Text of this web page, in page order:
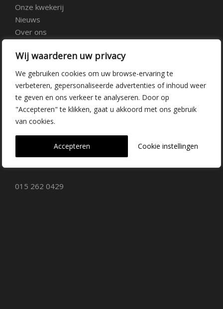
Wij waarderen uw privacy
We gebruiken cookies om uw browse-ervaring te
verbeteren, gepersonaliseerde advertenties of inhoud weer
te geven en ons verkeer te analyseren. Door op
"Accepteren" te klikken, gaat u akkoord met ons gebruik
van cookies.
Cookie instellingen
Accepteren
Onze kwekerij
Nieuws
Over ons
Vacatures
Contact
Kwekerij Delfgauw
Vrederustlaan 10
2645 AW Delfgauw
015 262 0429